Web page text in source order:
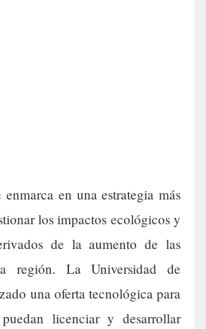
en una estrategia más
los impactos ecológicos y
de la aumento de las
región. La Universidad de
una oferta tecnológica para
licenciar y desarrollar